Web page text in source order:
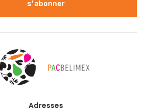
s'abonner
Adresses